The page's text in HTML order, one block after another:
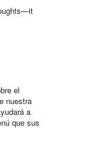
el
nuestra
a
que sus